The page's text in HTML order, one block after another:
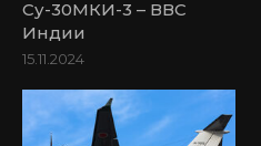
Су-30МКИ-3 – ВВС
Индии
15.11.2024